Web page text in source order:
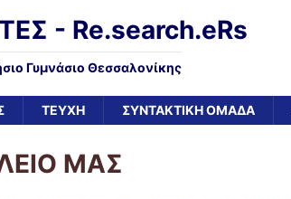
- Re.search.eRs
Γυμνάσιο Θεσσαλονίκης
ΤΕΥΧΗ ΣΥΝΤΑΚΤΙΚΗ ΟΜΑΔΑ
ΜΑΣ